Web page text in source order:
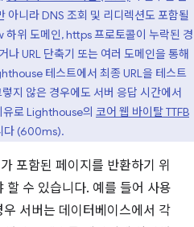
아니라 DNS 조회 및 리디렉션도 포함될
위 도메인, https 프로토콜이 누락된 경
나 URL 단축기 또는 여러 도메인을 통해
테스트에서 최종 URL을 테스트
지 않은 경우에도 서버 응답 시간에서
유로 Lighthouse의 코어 웹 바이탈 TTFB
다 (600ms).
포함된 페이지를 반환하기 위
할 수 있습니다. 예를 들어 사용
서버는 데이터베이스에서 각